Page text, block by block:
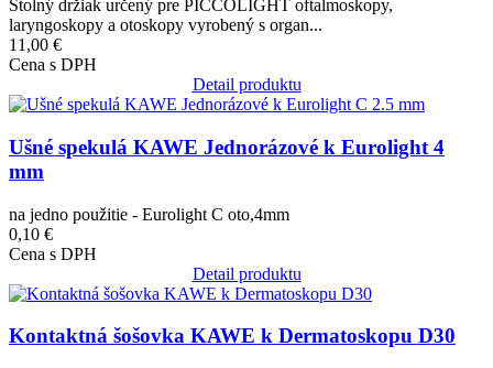
Stolný držiak určený pre PICCOLIGHT oftalmoskopy,
laryngoskopy a otoskopy vyrobený s organ...
11,00 €
Cena s DPH
Detail produktu
Obrázok
Ušné spekulá KAWE Jednorázové k Eurolight 4
mm
na jedno použitie - Eurolight C oto,4mm
0,10 €
Cena s DPH
Detail produktu
Obrázok
Kontaktná šošovka KAWE k Dermatoskopu D30